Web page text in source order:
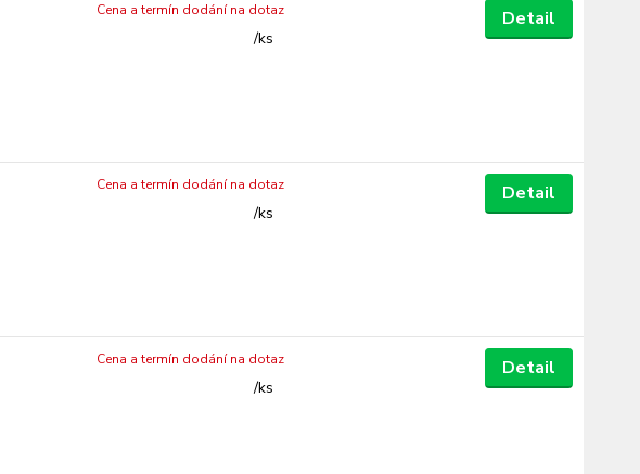
/ks
Cena a termín dodání na dotaz Detail
/ks
Cena a termín dodání na dotaz Detail
/ks
Cena a termín dodání na dotaz Detail